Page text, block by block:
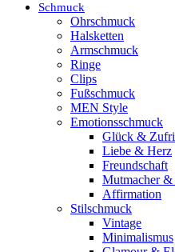
Schmuck
Ohrschmuck
Halsketten
Armschmuck
Ringe
Clips
Fußschmuck
MEN Style
Emotionsschmuck
Glück &
Liebe & Herz
Freundschaft
Mutmacher &
Affirmation
Stilschmuck
Vintage
Minimalismus